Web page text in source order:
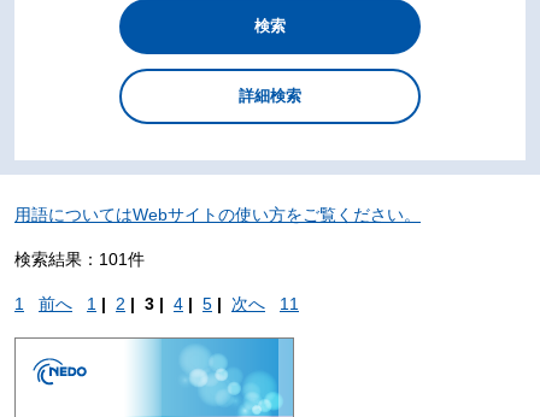
用語についてはWebサイトの使い方をご覧ください。
検索結果：101件
1 前へ 1 | 2 | 3 | 4 | 5 | 次へ 11